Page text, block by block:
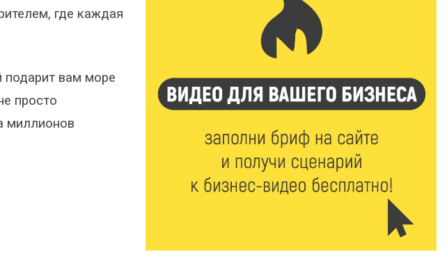
где каждая
подарит вам море
просто
миллионов
129
От Твери до Москвы: выставка художника
6 Авг 2026 14:55 119
В Твери создали соединения для кормовых
добавок, повышающие продуктивность
сельхозживотных